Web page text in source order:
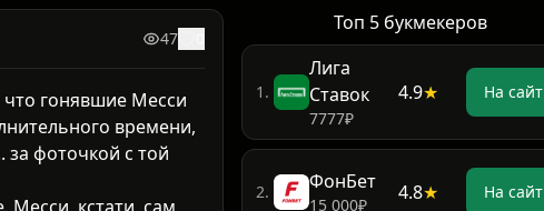
47
что гонявшие Месси
времени,
за фоточкой с той
Топ 5 букмекеров
1.
Лига
Ставок
7777₽
4.9★ На сайт
2. ФонБет
15 000₽
4.8★ На сайт